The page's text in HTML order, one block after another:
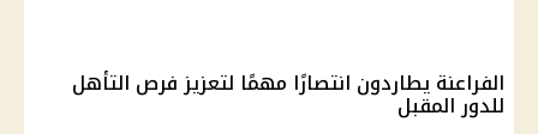
الفراعنة يطاردون انتصارًا مهمًا لتعزيز فرص التأهل
للدور المقبل